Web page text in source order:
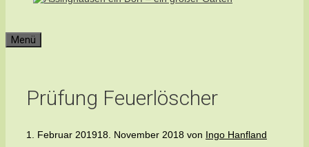
Menü
Prüfung Feuerlöscher
1. Februar 201918. November 2018 von Ingo Hanfland